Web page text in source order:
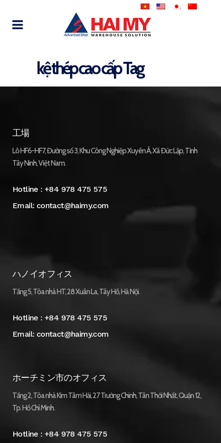
kệ thép cao cấp Tag
工場
Lô HF6-HF7, Đường số 3, Khu Công Nghiệp Xuyên Á, Xã Đức Lập, Tỉnh
Tây Ninh, Việt Nam.
Hotline :+84 978 475 575
Email: contact@haimy.com
ハノイオフィス
Tầng 5, Tòa nhà HT, 28 Xuân La, Tây Hồ, Hà Nội.
Hotline :+84 978 475 575
Email: contact@haimy.com
ホーチミン市のオフィス
Tầng 2, Tòa nhà Kim Tâm Hải, 27 Trường Chinh, Tân Thới Nhất, Quận 12,
Tp. Hồ Chí Minh.
Hotline :+84 978 475 575